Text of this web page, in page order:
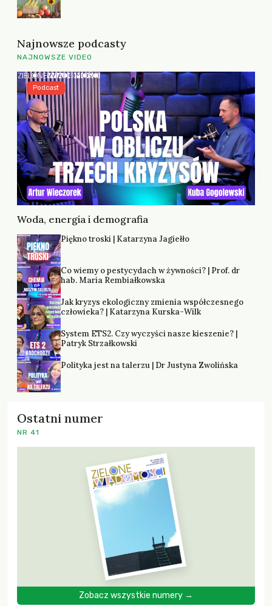
Najnowsze podcasty
NAJNOWSZE VIDEO
Woda, energia i demografia
Podcast
Piękno troski | Katarzyna Jagiełło
Co wiemy o pestycydach w żywności? | Prof. dr
hab. Maria Rembiałkowska
Jak kryzys ekologiczny zmienia współczesnego
człowieka? | Katarzyna Kurska-Wilk
System ETS2. Czy wyczyści nasze kieszenie? |
Patryk Strzałkowski
Polityka jest na talerzu | Dr Justyna Zwolińska
Ostatni numer
NR 41
Zobacz wszystkie numery →